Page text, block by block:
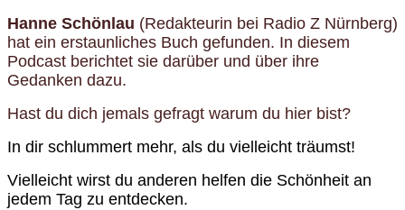
Hanne Schönlau (Redakteurin bei Radio Z Nürnberg)
hat ein erstaunliches Buch gefunden. In diesem
Podcast berichtet sie darüber und über ihre
Gedanken dazu.
Hast du dich jemals gefragt warum du hier bist?
In dir schlummert mehr, als du vielleicht träumst!
Vielleicht wirst du anderen helfen die Schönheit an
jedem Tag zu entdecken.